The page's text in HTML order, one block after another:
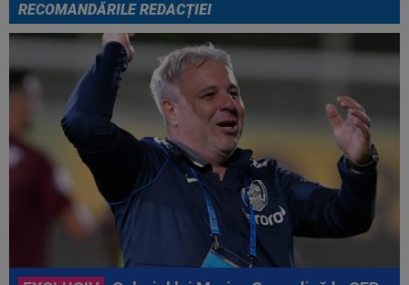
RECOMANDĂRILE REDACȚIEI